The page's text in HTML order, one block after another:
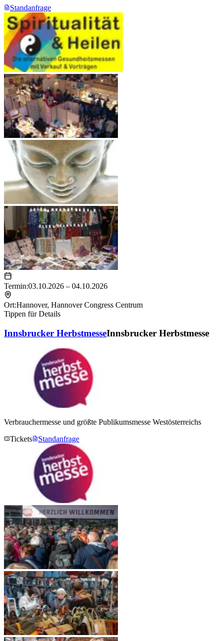
Standanfrage
Termin:03.10.2026 – 04.10.2026
Ort:Hannover, Hannover Congress Centrum
Tippen für Details
Innsbrucker HerbstmesseInnsbrucker Herbstmesse
Verbrauchermesse und größte Publikumsmesse Westösterreichs
Tickets
Standanfrage